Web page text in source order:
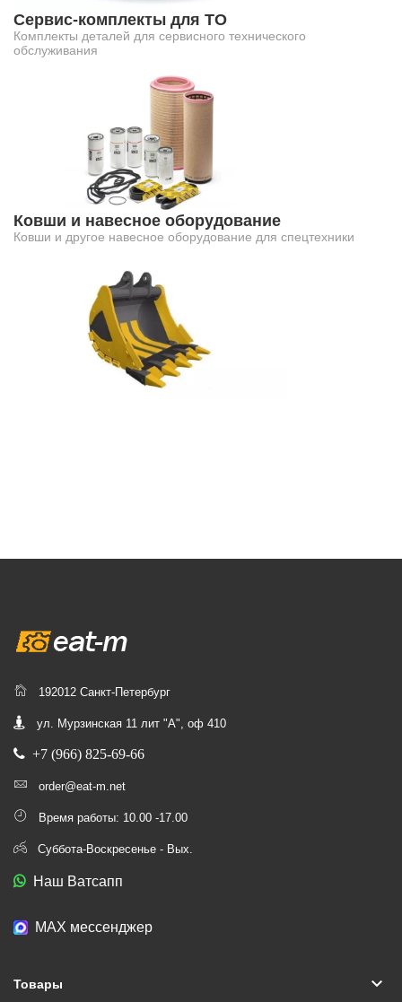
Сервис-комплекты для ТО
Комплекты деталей для сервисного технического
обслуживания
Ковши и навесное оборудование
Ковши и другое навесное оборудование для спецтехники
192012 Санкт-Петербург
ул. Мурзинская 11 лит "А", оф 410
+7 (966) 825-69-66
order@eat-m.net
Время работы: 10.00 -17.00
Суббота-Воскресенье - Вых.
Наш Ватсапп
МАХ мессенджер
Товары keyboard_arrow_down